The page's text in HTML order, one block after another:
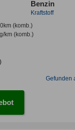
Benzin
Kraftstoff
(komb.)
km(komb.)
Gefunden